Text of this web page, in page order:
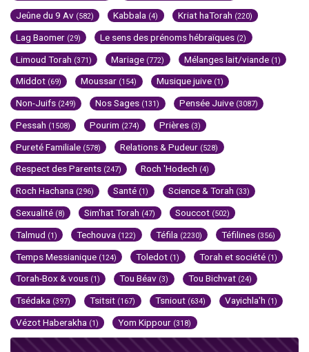
Jeûne du 9 Av (582) Kabbala (4) Kriat haTorah (220)
Lag Baomer (29) Le sens des prénoms hébraïques (2)
Limoud Torah (371) Mariage (772) Mélanges lait/viande (1)
Middot (69) Moussar (154) Musique juive (1)
Non-Juifs (249) Nos Sages (131) Pensée Juive (3087)
Pessah (1508) Pourim (274) Prières (3)
Pureté Familiale (578) Relations & Pudeur (528)
Respect des Parents (247) Roch 'Hodech (4)
Roch Hachana (296) Santé (1) Science & Torah (33)
Sexualité (8) Sim'hat Torah (47) Souccot (502)
Talmud (1) Techouva (122) Téfila (2230) Téfilines (356)
Temps Messianique (124) Toledot (1) Torah et société (1)
Torah-Box & vous (1) Tou Béav (3) Tou Bichvat (24)
Tsédaka (397) Tsitsit (167) Tsniout (634) Vayichla'h (1)
Vézot Haberakha (1) Yom Kippour (318)